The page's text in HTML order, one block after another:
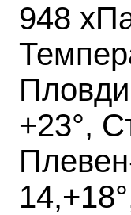
948
+23°,